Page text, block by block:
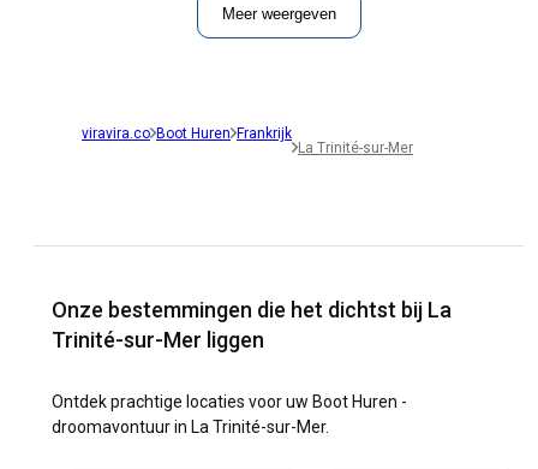
Meer weergeven
viravira.co Boot Huren Frankrijk
La Trinité-sur-Mer
Onze bestemmingen die het dichtst bij La
Trinité-sur-Mer liggen
Ontdek prachtige locaties voor uw Boot Huren -
droomavontuur in La Trinité-sur-Mer.